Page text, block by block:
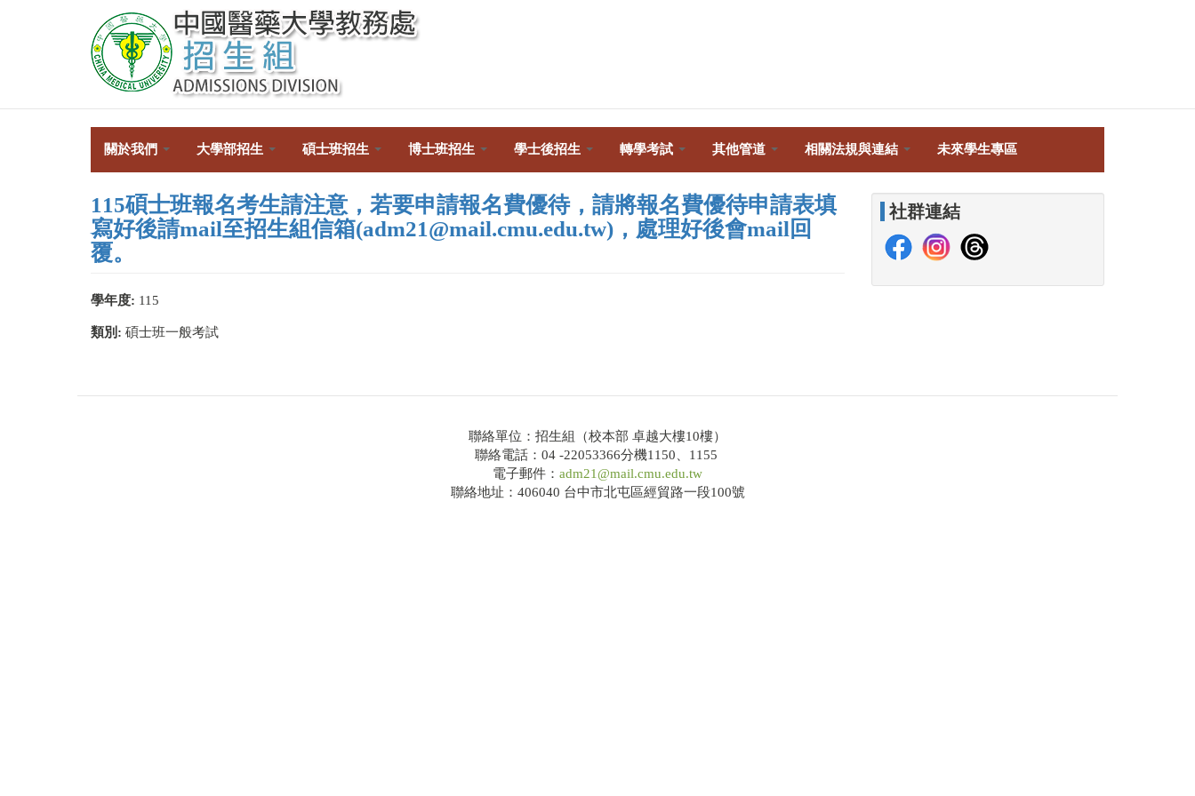
關於我們 大學部招生 碩士班招生 博士班招生 學士後招生 轉學考試 其他管道 相關法規與連結 未來學生專區
115碩士班報名考生請注意，若要申請報名費優待，請將報名費優待申請表填
寫好後請mail至招生組信箱(adm21@mail.cmu.edu.tw)，處理好後會mail回
覆。
學年度: 115
類別: 碩士班一般考試
社群連結
聯絡單位：招生組（校本部 卓越大樓10樓）
聯絡電話：04 -22053366分機1150、1155
電子郵件： adm21@mail.cmu.edu.tw
聯絡地址：406040 台中市北屯區經貿路一段100號